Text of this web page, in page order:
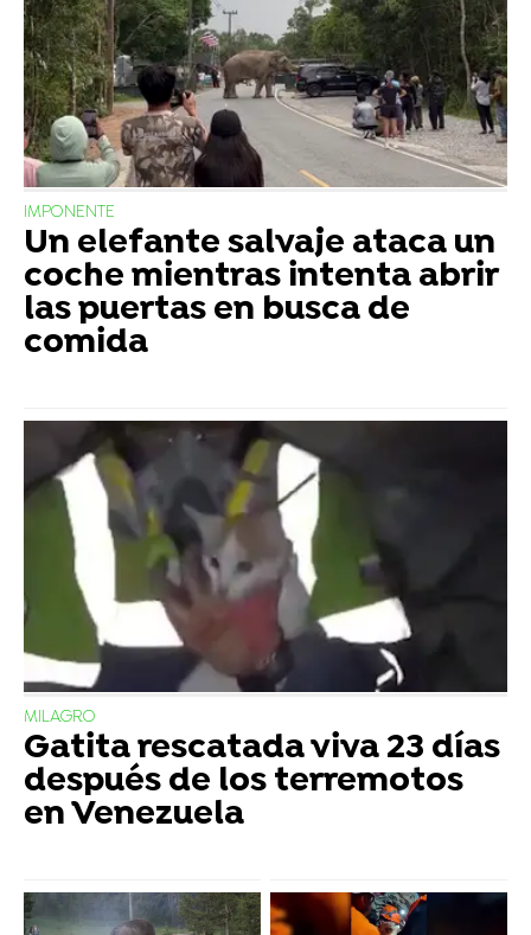
IMPONENTE
Un elefante salvaje ataca un
coche mientras intenta abrir
las puertas en busca de
comida
MILAGRO
Gatita rescatada viva 23 días
después de los terremotos
en Venezuela